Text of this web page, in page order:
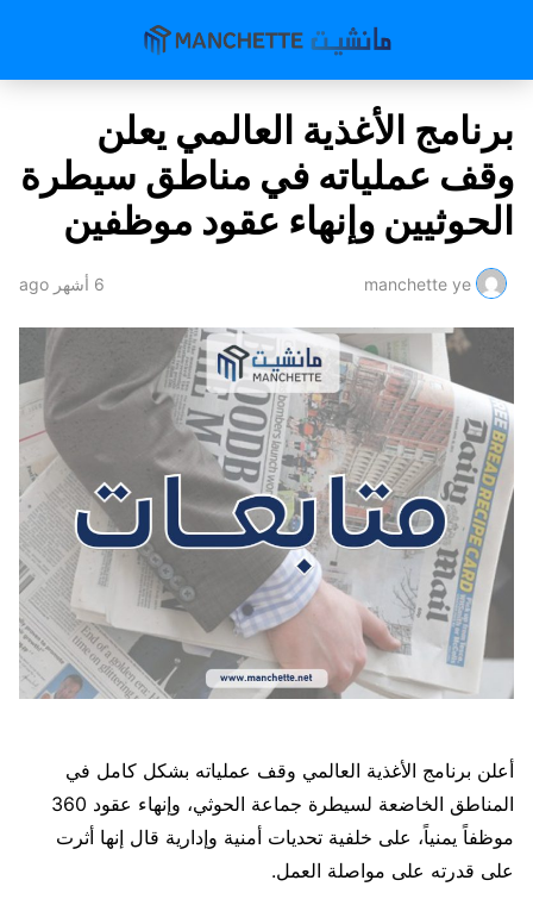
برنامج الأغذية العالمي يعلن
وقف عملياته في مناطق سيطرة
الحوثيين وإنهاء عقود موظفين
manchette ye 6 أشهر ago
أعلن برنامج الأغذية العالمي وقف عملياته بشكل كامل في
المناطق الخاضعة لسيطرة جماعة الحوثي، وإنهاء عقود 360
موظفاً يمنياً، على خلفية تحديات أمنية وإدارية قال إنها أثرت
على قدرته على مواصلة العمل.